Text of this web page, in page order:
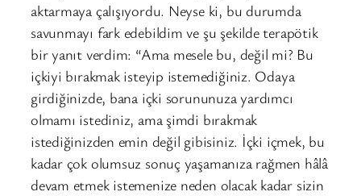
aktarmaya çalışıyordu. Neyse ki, bu durumda
savunmayı fark edebildim ve şu şekilde terapötik
bir yanıt verdim: “Ama mesele bu, değil mi? Bu
içkiyi bırakmak isteyip istemediğiniz. Odaya
girdiğinizde, bana içki sorununuza yardımcı
olmamı istediniz, ama şimdi bırakmak
istediğinizden emin değil gibisiniz. İçki içmek, bu
kadar çok olumsuz sonuç yaşamanıza rağmen hâlâ
devam etmek istemenize neden olacak kadar sizin